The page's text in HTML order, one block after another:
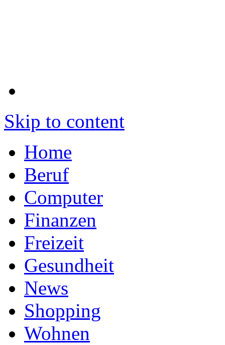
Skip to content
Home
Beruf
Computer
Finanzen
Freizeit
Gesundheit
News
Shopping
Wohnen